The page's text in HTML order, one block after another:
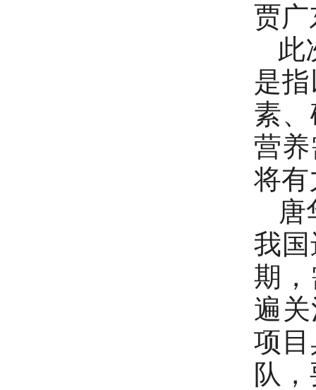
贾
此
是
素
营
将有
唐
我
期
遍
项
队